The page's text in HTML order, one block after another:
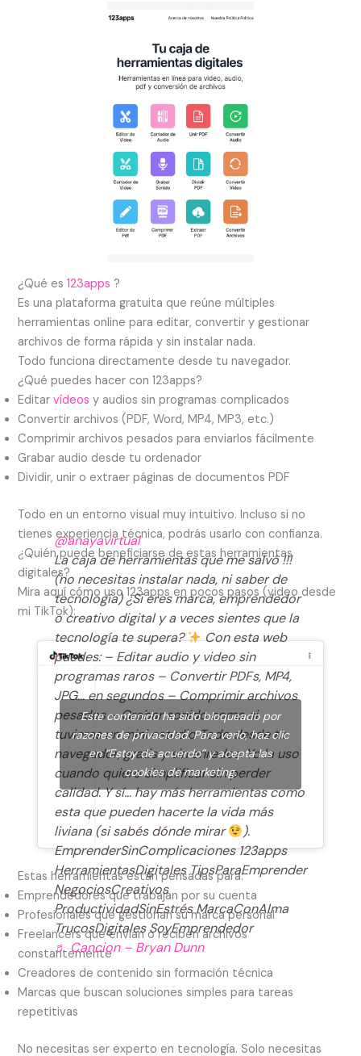
¿Qué es 123apps ?
Es una plataforma gratuita que reúne múltiples
herramientas online para editar, convertir y gestionar
archivos de forma rápida y sin instalar nada.
Todo funciona directamente desde tu navegador.
¿Qué puedes hacer con 123apps?
Editarvídeos y audios sin programas complicados
Convertir archivos (PDF, Word, MP4, MP3, etc.)
Comprimir archivos pesados para enviarlos fácilmente
Grabar audio desde tu ordenador
Dividir, unir o extraer páginas de documentos PDF
Todo en un entorno visual muy intuitivo. Incluso si no
tienes experiencia técnica, podrás usarlo con confianza.
¿Quién puede beneficiarse de estas herramientas
digitales?
Mira aquí cómo uso 123apps en pocos pasos (video desde
mi TikTok):
@anayavirtual
La caja de herramientas que me salvó !!!
(no necesitas instalar nada, ni saber de
tecnología) ¿Si eres marca, emprendedor
o creativo digital y a veces sientes que la
tecnología te supera?
Con esta web
puedes: – Editar audio y video sin
programas raros – Convertir PDFs, MP4,
JPG… en segundos – Comprimir archivos
pesados – Grabar sonido como si
tuvieras un mini estudio Todo desde tu
navegador, gratis y sin enredos. Yo la uso
cuando quiero simplificar sin perder
calidad. Y sí… hay más herramientas como
esta que pueden hacerte la vida más
liviana (si sabés dónde mirar
).
EmprenderSinComplicaciones 123apps
HerramientasDigitales TipsParaEmprender
NegociosCreativos
ProductividadSinEstrés MarcaConAlma
TrucosDigitales SoyEmprendedor
♬ Cancion – Bryan Dunn
Este contenido ha sido bloqueado por
razones de privacidad. Para verlo, haz clic
en “Estoy de acuerdo” y acepta las
cookies de marketing.
Estas herramientas están pensadas para:
Emprendedores que trabajan por su cuenta
Profesionales que gestionan su marca personal
Freelancers que envían o reciben archivos
constantemente
Creadores de contenido sin formación técnica
Marcas que buscan soluciones simples para tareas
repetitivas
No necesitas ser experto en tecnología. Solo necesitas